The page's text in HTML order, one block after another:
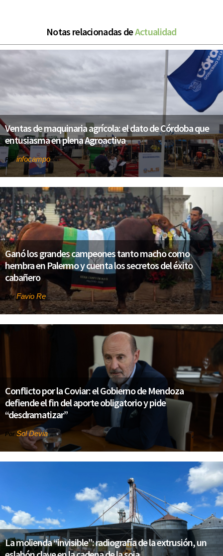
Notas relacionadas deActualidad
Ventas de maquinaria agrícola: el dato de Córdoba que
entusiasma en plena Agroactiva
Porinfocampo
Ganó los grandes campeones tanto macho como
hembra en Palermo y cuenta los secretos del éxito
cabañero
PorFavio Re
Conflicto por la Coviar: el Gobierno de Mendoza
defiende el fin del aporte obligatorio y pide
“desdramatizar”
Por Sol Devia
La molienda “invisible”: radiografía de la extrusión, un